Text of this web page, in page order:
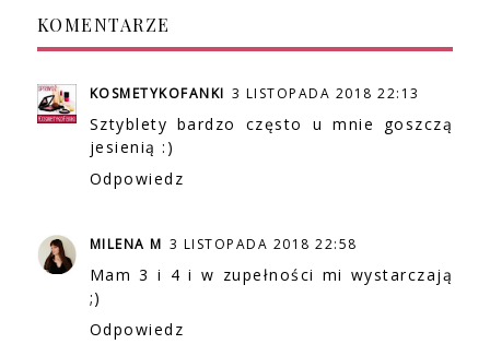
KOMENTARZE
KOSMETYKOFANKI 3 LISTOPADA 2018 22:13
Sztyblety bardzo często u mnie goszczą
jesienią :)
Odpowiedz
MILENA M 3 LISTOPADA 2018 22:58
Mam 3 i 4 i w zupełności mi wystarczają
;)
Odpowiedz